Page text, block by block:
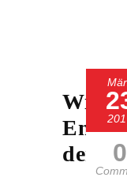
0
den